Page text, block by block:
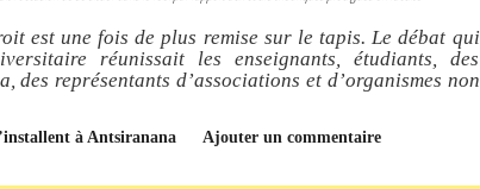
est une fois de plus remise sur le tapis. Le débat qui
réunissait les enseignants, étudiants, des
des représentants d’associations et d’organismes non
à Antsiranana Ajouter un commentaire